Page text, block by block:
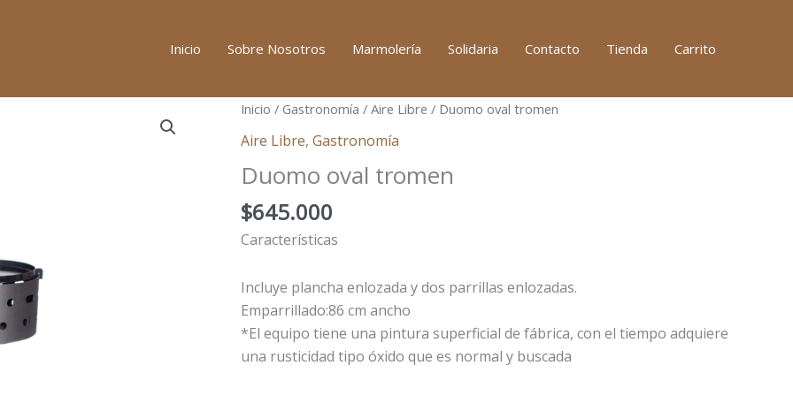
Inicio Sobre Nosotros Marmolería Solidaria Contacto Tienda Carrito
Inicio / Gastronomía / Aire Libre / Duomo oval tromen
Aire Libre, Gastronomía
Duomo oval tromen
$645.000
Características
Incluye plancha enlozada y dos parrillas enlozadas.
Emparrillado:86 cm ancho
*El equipo tiene una pintura superficial de fábrica, con el tiempo adquiere
una rusticidad tipo óxido que es normal y buscada
Duomo
oval
cantidad